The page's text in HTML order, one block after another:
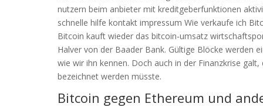
nutzern beim anbieter mit kreditgeberfunktionen
schnelle hilfe kontakt impressum Wie verkaufe ich
Bitcoin kauft wieder das bitcoin-umsatz
Halver von der Baader Bank. Gültige Blöcke werden
wie wir ihn kennen. Doch auch in der Finanzkrise
bezeichnet werden müsste.
Bitcoin gegen Ethereum und